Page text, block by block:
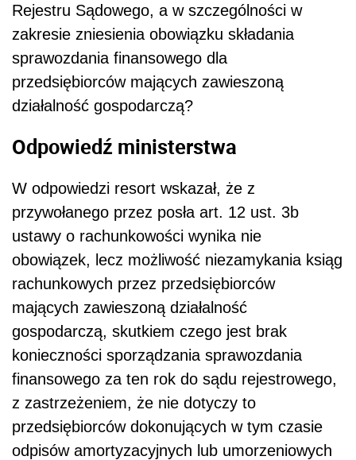
Rejestru Sądowego, a w szczególności w
zakresie zniesienia obowiązku składania
sprawozdania finansowego dla
przedsiębiorców mających zawieszoną
działalność gospodarczą?
Odpowiedź ministerstwa
W odpowiedzi resort wskazał, że z
przywołanego przez posła art. 12 ust. 3b
ustawy o rachunkowości wynika nie
obowiązek, lecz możliwość niezamykania ksiąg
rachunkowych przez przedsiębiorców
mających zawieszoną działalność
gospodarczą, skutkiem czego jest brak
konieczności sporządzania sprawozdania
finansowego za ten rok do sądu rejestrowego,
z zastrzeżeniem, że nie dotyczy to
przedsiębiorców dokonujących w tym czasie
odpisów amortyzacyjnych lub umorzeniowych